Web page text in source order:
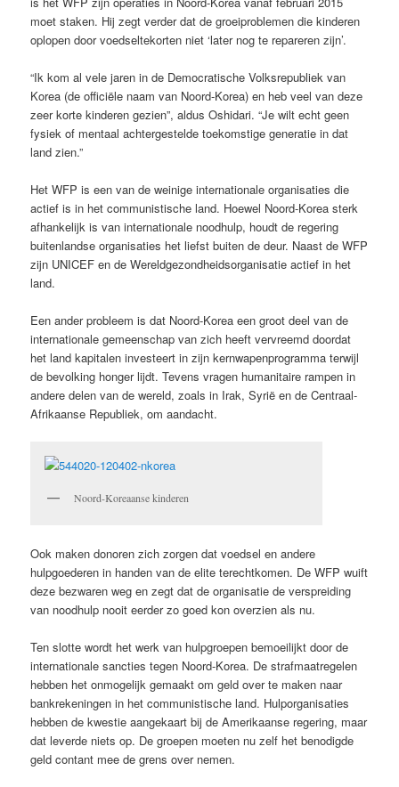
moet staken. Hij zegt verder dat de groeiproblemen die kinderen
oplopen door voedseltekorten niet ‘later nog te repareren zijn’.
“Ik kom al vele jaren in de Democratische Volksrepubliek van
Korea (de officiële naam van Noord-Korea) en heb veel van deze
zeer korte kinderen gezien”, aldus Oshidari. “Je wilt echt geen
fysiek of mentaal achtergestelde toekomstige generatie in dat
land zien.”
Het WFP is een van de weinige internationale organisaties die
actief is in het communistische land. Hoewel Noord-Korea sterk
afhankelijk is van internationale noodhulp, houdt de regering
buitenlandse organisaties het liefst buiten de deur. Naast de WFP
zijn UNICEF en de Wereldgezondheidsorganisatie actief in het
land.
Een ander probleem is dat Noord-Korea een groot deel van de
internationale gemeenschap van zich heeft vervreemd doordat
het land kapitalen investeert in zijn kernwapenprogramma terwijl
de bevolking honger lijdt. Tevens vragen humanitaire rampen in
andere delen van de wereld, zoals in Irak, Syrië en de Centraal-
Afrikaanse Republiek, om aandacht.
Noord-Koreaanse kinderen
Ook maken donoren zich zorgen dat voedsel en andere
hulpgoederen in handen van de elite terechtkomen. De WFP wuift
deze bezwaren weg en zegt dat de organisatie de verspreiding
van noodhulp nooit eerder zo goed kon overzien als nu.
Ten slotte wordt het werk van hulpgroepen bemoeilijkt door de
internationale sancties tegen Noord-Korea. De strafmaatregelen
hebben het onmogelijk gemaakt om geld over te maken naar
bankrekeningen in het communistische land. Hulporganisaties
hebben de kwestie aangekaart bij de Amerikaanse regering, maar
dat leverde niets op. De groepen moeten nu zelf het benodigde
geld contant mee de grens over nemen.